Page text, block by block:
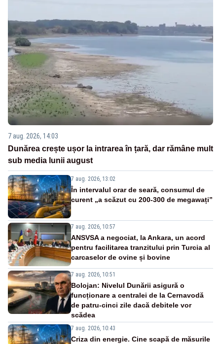
7 aug. 2026, 14:03
Dunărea crește ușor la intrarea în țară, dar rămâne mult
sub media lunii august
7 aug. 2026, 13:02
În intervalul orar de seară, consumul de
curent „a scăzut cu 200-300 de megawați”
7 aug. 2026, 10:57
ANSVSA a negociat, la Ankara, un acord
pentru facilitarea tranzitului prin Turcia al
carcaselor de ovine și bovine
7 aug. 2026, 10:51
Bolojan: Nivelul Dunării asigură o
funcționare a centralei de la Cernavodă
de patru-cinci zile dacă debitele vor
scădea
7 aug. 2026, 10:43
Criza din energie. Cine scapă de măsurile